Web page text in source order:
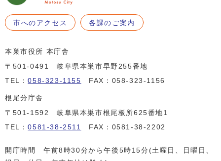
市へのアクセス 各課のご案内
本巣市役所 本庁舎
〒501-0491 岐阜県本巣市早野255番地
TEL：058-323-1155 FAX：058-323-1156
根尾分庁舎
〒501-1592 岐阜県本巣市根尾板所625番地1
TEL：0581-38-2511 FAX：0581-38-2202
開庁時間 午前8時30分から午後5時15分(土曜日、日曜日、